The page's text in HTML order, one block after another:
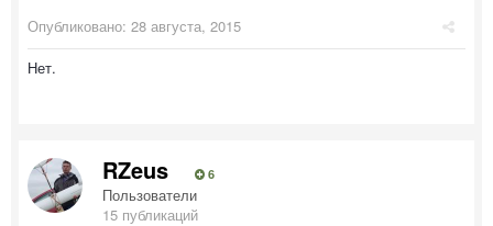
Опубликовано: 28 августа, 2015
Нет.
RZeus 6
Пользователи
15 публикаций